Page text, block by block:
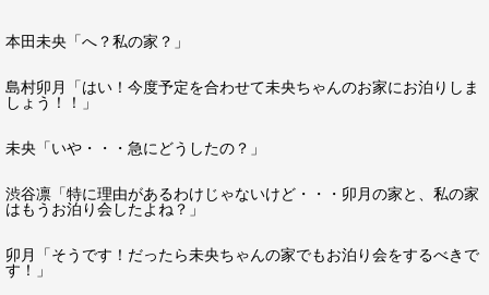
本田未央「へ？私の家？」
島村卯月「はい！今度予定を合わせて未央ちゃんのお家にお泊りしま
しょう！！」
未央「いや・・・急にどうしたの？」
渋谷凛「特に理由があるわけじゃないけど・・・卯月の家と、私の家
はもうお泊り会したよね？」
卯月「そうです！だったら未央ちゃんの家でもお泊り会をするべきで
す！」